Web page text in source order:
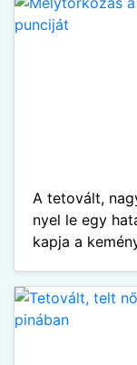
A tetovált,
nyel le egy
kapja a